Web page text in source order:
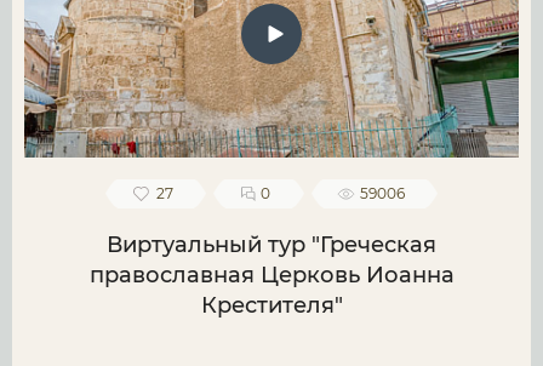
27 0 59006
Виртуальный тур "Греческая
православная Церковь Иоанна
Крестителя"